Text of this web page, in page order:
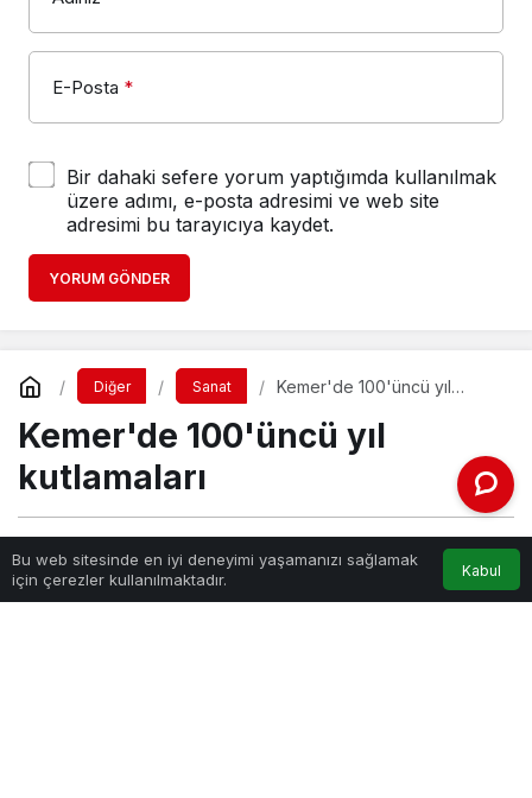
E-Posta *
Bir dahaki sefere yorum yaptığımda kullanılmak
üzere adımı, e-posta adresimi ve web site
adresimi bu tarayıcıya kaydet.
YORUM GÖNDER
Diğer Sanat
Kemer'de 100'üncü yıl
Kemer'de 100'üncü yıl
kutlamaları
Haber Gezginitarafından yayınlandı
30 Ekim 2023, 03:02
Bu web sitesinde en iyi deneyimi yaşamanızı sağlamak
için çerezler kullanılmaktadır.
Kabul